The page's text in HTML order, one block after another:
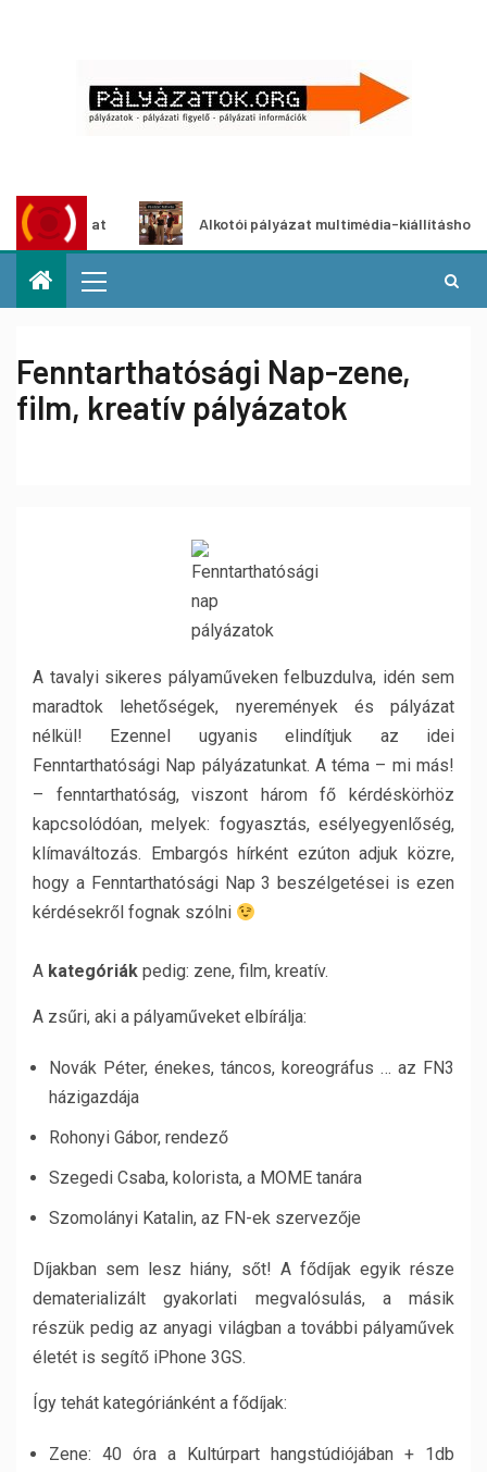
Alkotói pályázat multimédia-kiállításhoz
Fenntarthatósági Nap-zene,
film, kreatív pályázatok
A tavalyi sikeres pályaműveken felbuzdulva, idén sem
maradtok lehetőségek, nyeremények és pályázat
nélkül! Ezennel ugyanis elindítjuk az idei
Fenntarthatósági Nap pályázatunkat. A téma – mi más!
– fenntarthatóság, viszont három fő kérdéskörhöz
kapcsolódóan, melyek: fogyasztás, esélyegyenlőség,
klímaváltozás. Embargós hírként ezúton adjuk közre,
hogy a Fenntarthatósági Nap 3 beszélgetései is ezen
kérdésekről fognak szólni
A kategóriák pedig: zene, film, kreatív.
A zsűri, aki a pályaműveket elbírálja:
Novák Péter, énekes, táncos, koreográfus … az FN3
házigazdája
Rohonyi Gábor, rendező
Szegedi Csaba, kolorista, a MOME tanára
Szomolányi Katalin, az FN-ek szervezője
Díjakban sem lesz hiány, sőt! A fődíjak egyik része
dematerializált gyakorlati megvalósulás, a másik
részük pedig az anyagi világban a további pályaművek
életét is segítő iPhone 3GS.
Így tehát kategóriánként a fődíjak:
Zene: 40 óra a Kultúrpart hangstúdiójában + 1db